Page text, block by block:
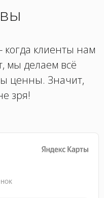
клиенты нам
мы делаем всё
ценны. Значит,
зря!